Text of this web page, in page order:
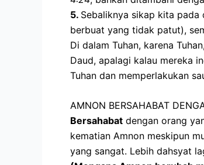
5. Sebaliknya sikap kita
berbuat yang tidak patut),
Di dalam Tuhan, karena
Daud, apalagi kalau mereka
Tuhan dan memperlakukan
AMNON BERSAHABAT
Bersahabat dengan orang
kematian Amnon meskipun
yang sangat. Lebih dahsyat